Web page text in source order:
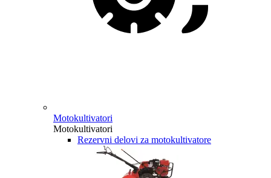
Motokultivatori
Motokultivatori
Rezervni delovi za motokultivatore